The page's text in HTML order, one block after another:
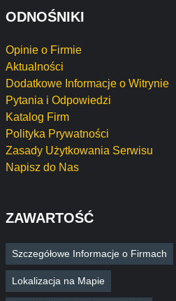
ODNOŚNIKI
Opinie o Firmie
Aktualności
Dodatkowe Informacje o Witrynie
Pytania i Odpowiedzi
Katalog Firm
Polityka Prywatności
Zasady Użytkowania Serwisu
Napisz do Nas
ZAWARTOŚĆ
Szczegółowe Informacje o Firmach
Lokalizacja na Mapie